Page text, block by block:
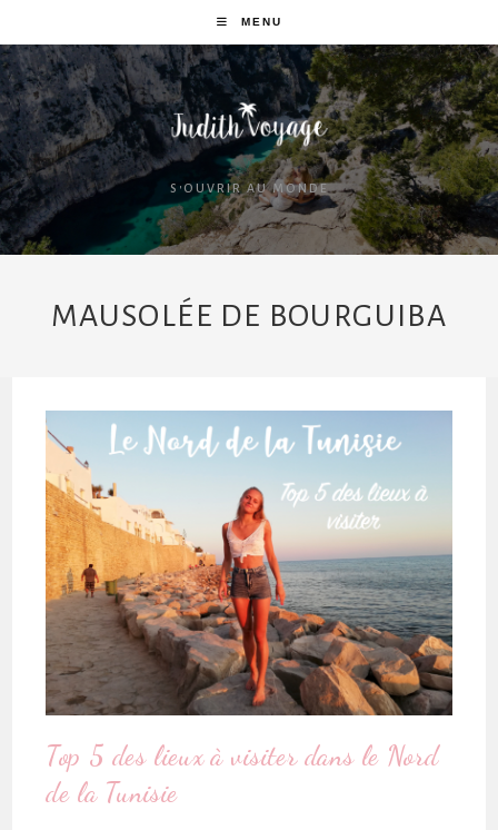
MENU
S'OUVRIR AU MONDE
MAUSOLÉE DE BOURGUIBA
Top 5 des lieux à visiter dans le Nord
de la Tunisie